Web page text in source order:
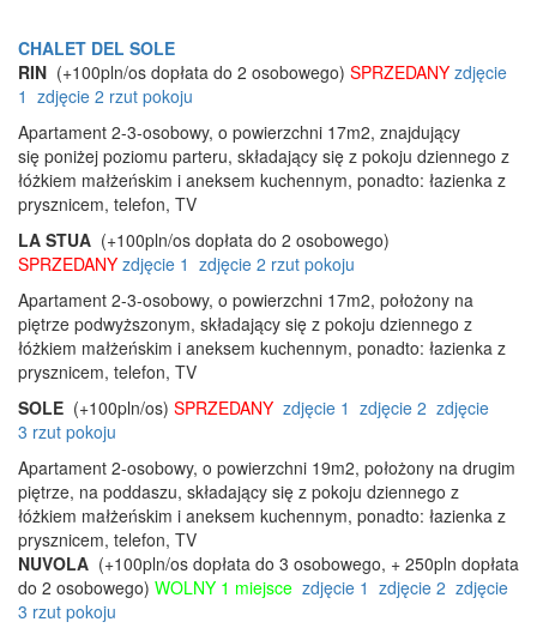
CHALET DEL SOLE
RIN (+100pln/os dopłata do 2 osobowego) SPRZEDANY zdjęcie
1 zdjęcie 2 rzut pokoju
Apartament 2-3-osobowy, o powierzchni 17m2, znajdujący
się poniżej poziomu parteru, składający się z pokoju dziennego z
łóżkiem małżeńskim i aneksem kuchennym, ponadto: łazienka z
prysznicem, telefon, TV
LA STUA (+100pln/os dopłata do 2 osobowego)
SPRZEDANY zdjęcie 1 zdjęcie 2 rzut pokoju
Apartament 2-3-osobowy, o powierzchni 17m2, położony na
piętrze podwyższonym, składający się z pokoju dziennego z
łóżkiem małżeńskim i aneksem kuchennym, ponadto: łazienka z
prysznicem, telefon, TV
SOLE (+100pln/os) SPRZEDANY zdjęcie 1 zdjęcie 2 zdjęcie
3 rzut pokoju
Apartament 2-osobowy, o powierzchni 19m2, położony na drugim
piętrze, na poddaszu, składający się z pokoju dziennego z
łóżkiem małżeńskim i aneksem kuchennym, ponadto: łazienka z
prysznicem, telefon, TV
NUVOLA (+100pln/os dopłata do 3 osobowego, + 250pln dopłata
do 2 osobowego) WOLNY 1 miejsce zdjęcie 1 zdjęcie 2 zdjęcie
3 rzut pokoju